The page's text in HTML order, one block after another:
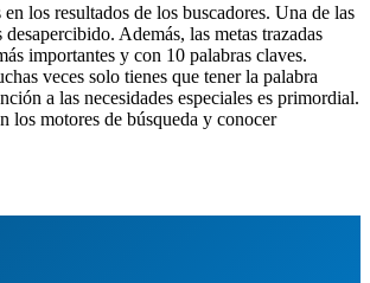
los resultados de los buscadores. Una de las
Además, las metas trazadas
importantes y con 10 palabras claves.
veces solo tienes que tener la palabra
a las necesidades especiales es primordial.
los motores de búsqueda y conocer